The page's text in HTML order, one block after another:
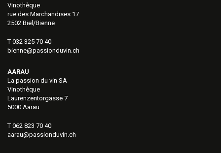
Vinothèque
rue des Marchandises 17
2502 Biel/Bienne
T 032 325 70 40
bienne@passionduvin.ch
AARAU
La passion du vin SA
Vinothèque
Laurenzentorgasse 7
5000 Aarau
T 062 823 70 40
aarau@passionduvin.ch